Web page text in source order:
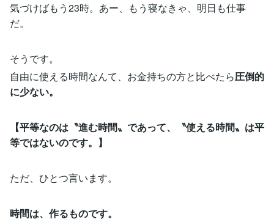
気づけばもう23時。あー、もう寝なきゃ、明日も仕事
だ。
そうです。
自由に使える時間なんて、お金持ちの方と比べたら圧倒的
に少ない。
【平等なのは〝進む時間〟であって、〝使える時間〟は平
等ではないのです。】
ただ、ひとつ言います。
時間は、作るものです。